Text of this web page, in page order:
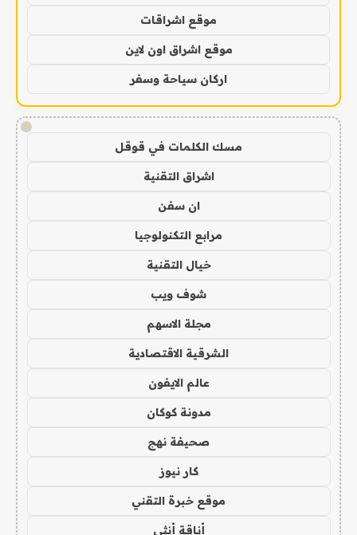
موقع اشراقات
موقع اشراق اون لاين
اركان سياحة وسفر
!
مسك الكلمات في قوقل
اشراق التقنية
ان سفن
مرابع التكنولوجيا
خيال التقنية
شوف ويب
مجلة الاسهم
الشرقية الاقتصادية
عالم الايفون
مدونة كوكان
صحيفة نهج
كار نيوز
موقع خبرة التقني
أناقة أنثى